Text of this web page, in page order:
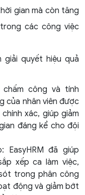
gian mà còn tăng
các công việc
giải quyết hiệu quả
công và tính
của nhân viên được
xác, giúp giảm
đáng kể cho đội
đã giúp
xếp ca làm việc,
trong phân công
động và giảm bớt